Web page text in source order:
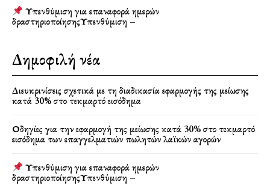
Υπενθύμιση για επαναφορά ημερών
δραστηριοποίησηςΥπενθύμιση –
Δημοφιλή νέα
Διευκρινίσεις σχετικά με τη διαδικασία εφαρμογής της μείωσης
κατά 30% στο τεκμαρτό εισόδημα
Οδηγίες για την εφαρμογή της μείωσης κατά 30% στο τεκμαρτό
εισόδημα των επαγγελματιών πωλητών λαϊκών αγορών
Υπενθύμιση για επαναφορά ημερών
δραστηριοποίησηςΥπενθύμιση –